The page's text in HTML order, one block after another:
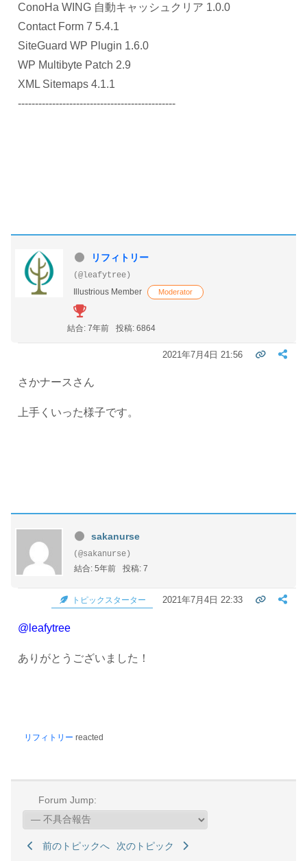
ConoHa WING 自動キャッシュクリア 1.0.0
Contact Form 7 5.4.1
SiteGuard WP Plugin 1.6.0
WP Multibyte Patch 2.9
XML Sitemaps 4.1.1
----------------------------------------------
リフィトリー
(@leafytree)
Illustrious Member
Moderator
結合: 7年前 投稿: 6864
2021年7月4日 21:56
さかナースさん
上手くいった様子です。
sakanurse
(@sakanurse)
結合: 5年前
投稿: 7
トピックスターター 2021年7月4日 22:33
@leafytree
ありがとうございました！
リフィトリー reacted
Forum Jump:
前のトピックへ 次のトピック